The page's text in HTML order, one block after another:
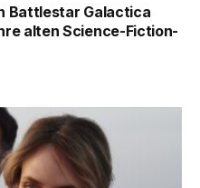
Battlestar Galactica
alten Science-Fiction-